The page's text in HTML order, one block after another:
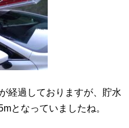
経過しておりますが、貯水
となっていましたね。